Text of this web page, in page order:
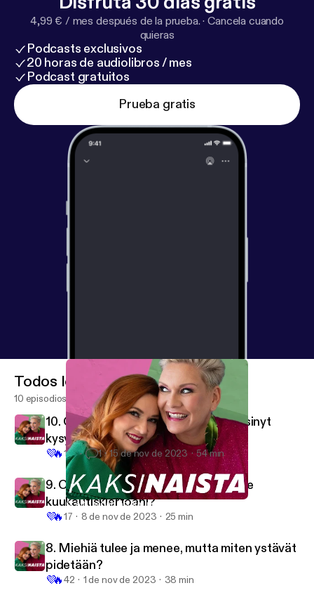
sairaudestaan enemmän ja syvemmin.
4,99 € / mes después de la prueba. ·Cancela cuando
quieras
Podcasts exclusivos
20 horas de audiolibros / mes
Podcast gratuitos
Prueba gratis
6. Äiti, sähän oot kaunis kaljunakin!
Kaksinaista
Todos los episodios
10 episodios
10. Q & A: “En olis ite välttämättä viitsinyt
kysyä näitä joltain podcast-hostilta”
💜🔥161 1 15 de nov de 2023 54 min
9. Olenko huono nainen, kun en tunne
kuukautiskiertoani?
💜🔥17 8 de nov de 2023 25 min
8. Miehiä tulee ja menee, mutta miten ystävät
pidetään?
💜🔥42 1 de nov de 2023 38 min